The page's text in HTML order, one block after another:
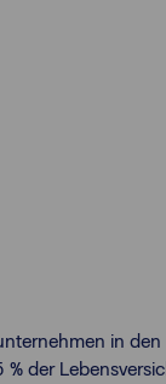
in den
% der